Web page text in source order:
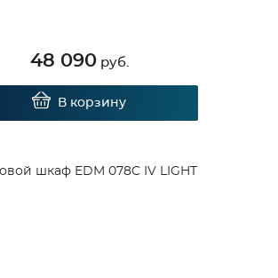
48 090руб.
В корзину